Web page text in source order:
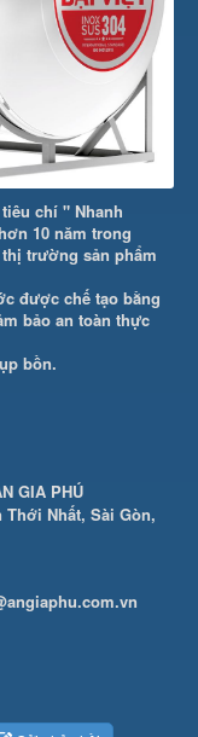
chí " Nhanh
10 năm trong
trường sản phẩm
được chế tạo bằng
bảo an toàn thực
bồn.
GIA PHÚ
Nhất, Sài Gòn,